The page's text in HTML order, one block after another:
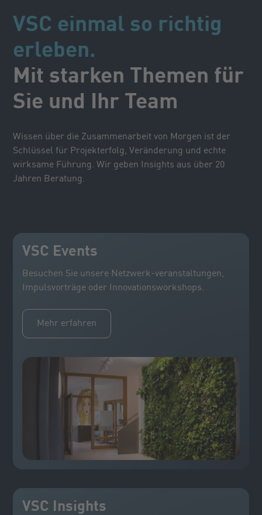
VSC einmal so richtig
erleben.
Mit starken Themen für
Sie und Ihr Team
Wissen über die Zusammenarbeit von Morgen ist der
Schlüssel für Projekterfolg, Veränderung und echte
wirksame Führung. Wir geben Insights aus über 20
Jahren Beratung.
VSC Events
Besuchen Sie unsere Netzwerk-veranstaltungen,
Impulsvorträge oder Innovationsworkshops.
Mehr erfahren
VSC Insights